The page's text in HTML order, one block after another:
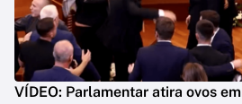
VÍDEO: Parlamentar atira ovos em